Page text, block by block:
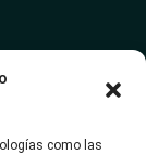
como las